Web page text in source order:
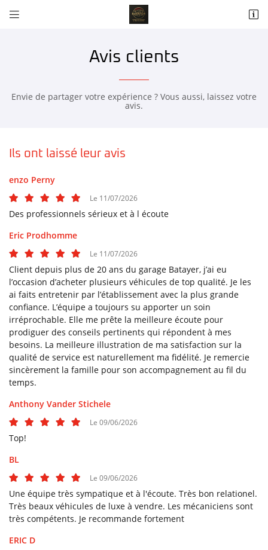
 
 Adresse email de réception
 Recopier le code ci-contre
Rafraîchir le captcha
En cochant cette case, vous consentez à recevoir nos propositions commerciales à
l'adresse email indiqué ci-dessus. Vous pouvez vous désinscrire à tout moment en
utilisantle formulaire de désinscription.
Avis clients
Envie de partager votre expérience ? Vous aussi, laissez votre
avis.
Ils ont laissé leur avis
enzo Perny
Le 11/07/2026
Des professionnels sérieux et à l écoute
Eric Prodhomme
Le 11/07/2026
Client depuis plus de 20 ans du garage Batayer, j’ai eu
l’occasion d’acheter plusieurs véhicules de top qualité. Je les
ai faits entretenir par l’établissement avec la plus grande
confiance. L’équipe a toujours su apporter un soin
irréprochable. Elle me prête la meilleure écoute pour
prodiguer des conseils pertinents qui répondent à mes
besoins. La meilleure illustration de ma satisfaction sur la
qualité de service est naturellement ma fidélité. Je remercie
sincèrement la famille pour son accompagnement au fil du
temps.
Anthony Vander Stichele
Le 09/06/2026
Top!
BL
Le 09/06/2026
Une équipe très sympatique et à l'écoute. Très bon relationel.
Très beaux véhicules de luxe à vendre. Les mécaniciens sont
très compétents. Je recommande fortement
ERIC D